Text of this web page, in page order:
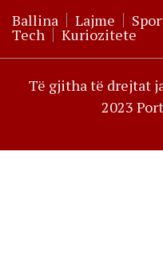
Ballina Lajme
Tech Kuriozitete
Të gjitha të drejtat
2023